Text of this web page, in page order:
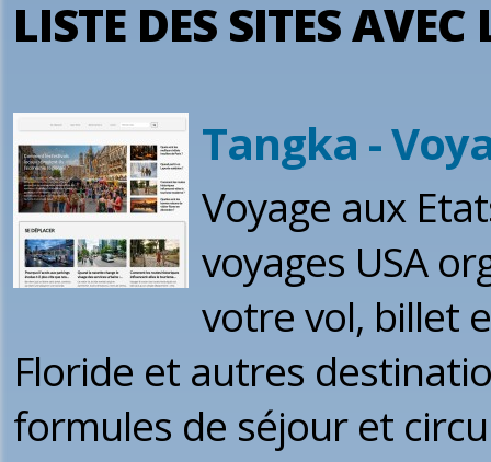
LISTE DES SITES
Tangka -
Voyage aux
voyages USA
votre vol, billet
Floride et autres
formules de séjour et